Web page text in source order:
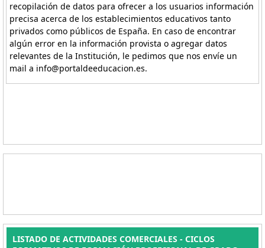
recopilación de datos para ofrecer a los usuarios información
precisa acerca de los establecimientos educativos tanto
privados como públicos de España. En caso de encontrar
algún error en la información provista o agregar datos
relevantes de la Institución, le pedimos que nos envíe un
mail a info@portaldeeducacion.es.
LISTADO DE ACTIVIDADES COMERCIALES - CICLOS